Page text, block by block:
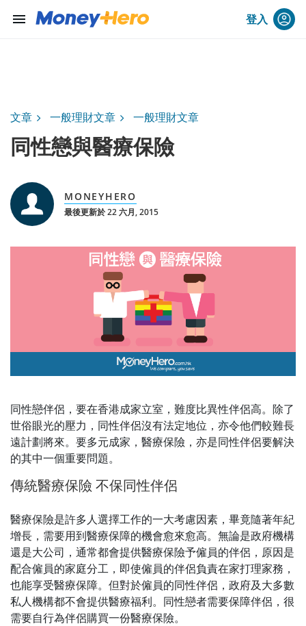
menu 登入
文章 一般理財文章 一般理財文章
同性戀與醫療保險
MONEYHERO
最後更新於 22 六月, 2015
同性戀伴侶，要在香港成家立室，難度比異性伴侶高。除了
世俗眼光的壓力，同性伴侶沒有法定地位，亦令他們較難長
遠計劃將來。要多元成家，醫療保險，亦是同性伴侶要解決
的其中一個重要問題。
傳統醫療保險 不保同性伴侶
醫療保險是許多人選擇工作的一大考慮因素，畢竟隨著年紀
增長，需要用到醫療保障的機會愈來愈高。無論是政府機構
還是大公司，通常都會提供醫療保險予僱員的伴侶，原因是
配合僱員的家庭分工，即使僱員的伴侶負責在家打理家務，
也能享受醫療保障。但對於僱員的同性伴侶，政府及大多數
私人機構都不會提供醫療福利。同性戀者需要保障伴侶，很
需要自行為伴侶購買一份醫療保險。